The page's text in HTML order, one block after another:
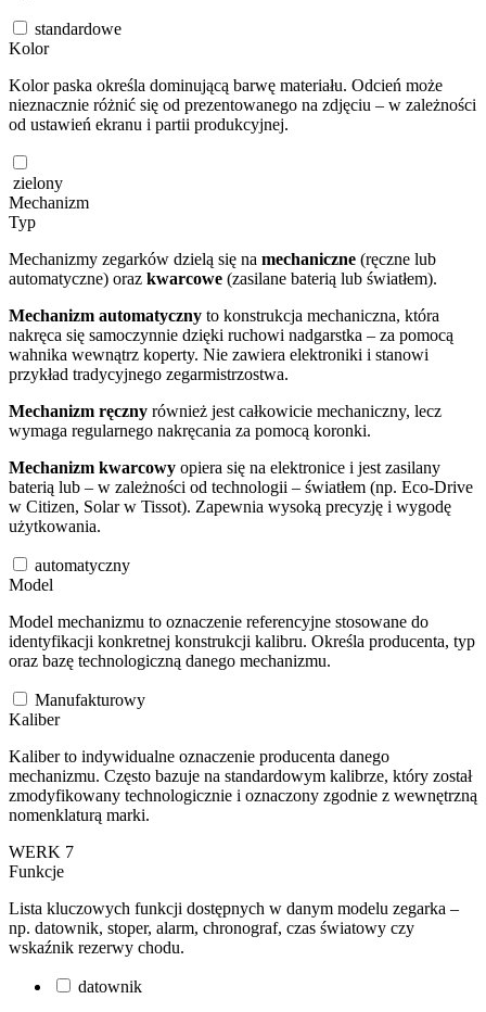
standardowe
Kolor
Kolor paska określa dominującą barwę materiału. Odcień może
nieznacznie różnić się od prezentowanego na zdjęciu – w zależności
od ustawień ekranu i partii produkcyjnej.
zielony
Mechanizm
Typ
Mechanizmy zegarków dzielą się na mechaniczne (ręczne lub
automatyczne) oraz kwarcowe (zasilane baterią lub światłem).
Mechanizm automatyczny to konstrukcja mechaniczna, która
nakręca się samoczynnie dzięki ruchowi nadgarstka – za pomocą
wahnika wewnątrz koperty. Nie zawiera elektroniki i stanowi
przykład tradycyjnego zegarmistrzostwa.
Mechanizm ręczny również jest całkowicie mechaniczny, lecz
wymaga regularnego nakręcania za pomocą koronki.
Mechanizm kwarcowy opiera się na elektronice i jest zasilany
baterią lub – w zależności od technologii – światłem (np. Eco-Drive
w Citizen, Solar w Tissot). Zapewnia wysoką precyzję i wygodę
użytkowania.
automatyczny
Model
Model mechanizmu to oznaczenie referencyjne stosowane do
identyfikacji konkretnej konstrukcji kalibru. Określa producenta, typ
oraz bazę technologiczną danego mechanizmu.
Manufakturowy
Kaliber
Kaliber to indywidualne oznaczenie producenta danego
mechanizmu. Często bazuje na standardowym kalibrze, który został
zmodyfikowany technologicznie i oznaczony zgodnie z wewnętrzną
nomenklaturą marki.
WERK 7
Funkcje
Lista kluczowych funkcji dostępnych w danym modelu zegarka –
np. datownik, stoper, alarm, chronograf, czas światowy czy
wskaźnik rezerwy chodu.
datownik